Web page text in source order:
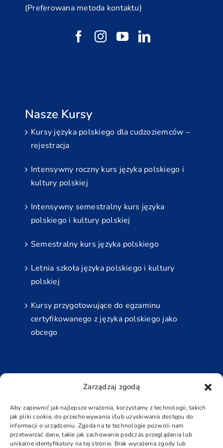
Zarządzaj zgodą
Aby zapewnić jak najlepsze wrażenia, korzystamy z technologii, takich
jak pliki cookie, do przechowywania i/lub uzyskiwania dostępu do
informacji o urządzeniu. Zgoda na te technologie pozwoli nam
przetwarzać dane, takie jak zachowanie podczas przeglądania lub
unikalne identyfikatory na tej stronie. Brak wyrażenia zgody lub
(Preferowana metoda kontaktu)
Nasze Kursy
Kursy języka polskiego dla cudzoziemców –
rejestracja
Intensywny roczny kurs języka polskiego i
kultury polskiej
Intensywny semestralny kurs języka
polskiego i kultury polskiej
Semestralny kurs języka polskiego
Letnia szkoła języka polskiego i kultury
polskiej
Kursy przygotowujące do egzaminu
certyfikowanego z języka polskiego jako
obcego
Najbliższe Egzaminy
Grudzień
5 grudnia - 6 grudnia
Padziernik